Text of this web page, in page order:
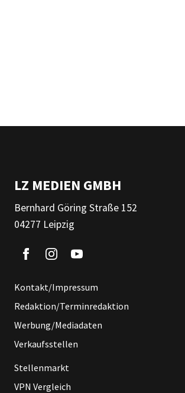
LZ MEDIEN GMBH
Bernhard Göring Straße 152
04277 Leipzig
Kontakt/Impressum
Redaktion/Terminredaktion
Werbung/Mediadaten
Verkaufsstellen
Stellenmarkt
VPN Vergleich